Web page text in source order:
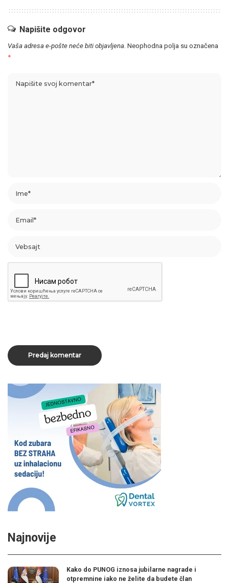
Napišite odgovor
Vaša adresa e-pošte neće biti objavljena. Neophodna polja su označena
*
Najnovije
Kako do PUNOG iznosa jubilarne nagrade i
otpremnine iako ne želite da budete član